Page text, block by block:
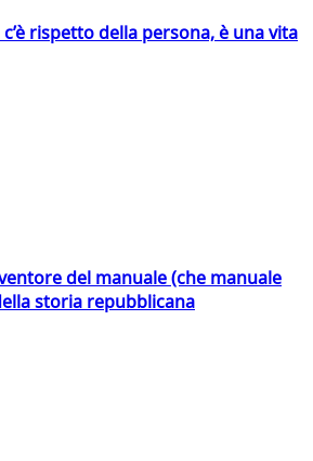
rispetto della persona, è una vita
del manuale (che manuale
storia repubblicana